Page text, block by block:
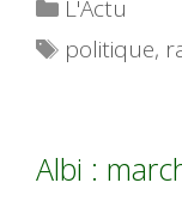
L'Actu
Étiquettes
politique,
Albi :